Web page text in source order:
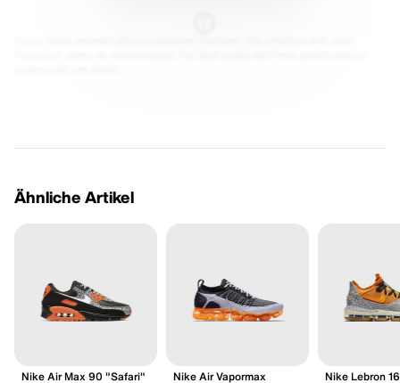
Ähnliche Artikel
Nike Air Max 90 "Safari"
Nike Air Vapormax
Nike Lebron